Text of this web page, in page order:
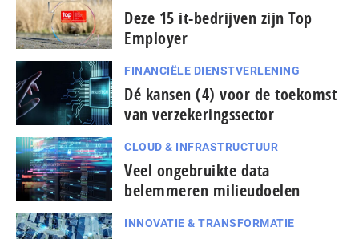
Deze 15 it-bedrijven zijn Top
Employer
FINANCIËLE DIENSTVERLENING
Dé kansen (4) voor de toekomst
van verzekeringssector
CLOUD & INFRASTRUCTUUR
Veel ongebruikte data
belemmeren milieudoelen
INNOVATIE & TRANSFORMATIE